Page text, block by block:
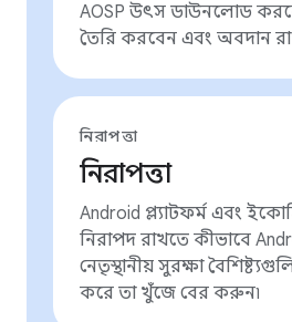
AOSP উৎস ডাউনলোড
তৈরি করবেন এবং অবদান
নিরাপত্তা
নিরাপত্তা
Android প্ল্যাটফর্ম এবং
নিরাপদ রাখতে কীভাবে
নেতৃস্থানীয় সুরক্ষা
করে তা খুঁজে বের করুন৷